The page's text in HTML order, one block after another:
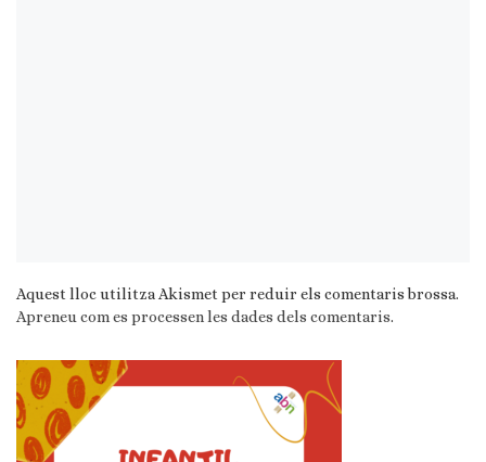
Aquest lloc utilitza Akismet per reduir els comentaris brossa.
Apreneu com es processen les dades dels comentaris.